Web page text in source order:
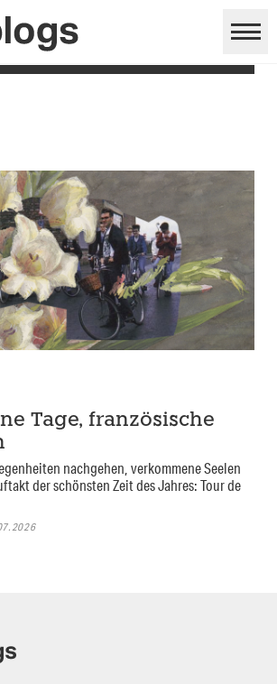
Tage, französische
nachgehen, verkommene Seelen
der schönsten Zeit des Jahres: Tour de